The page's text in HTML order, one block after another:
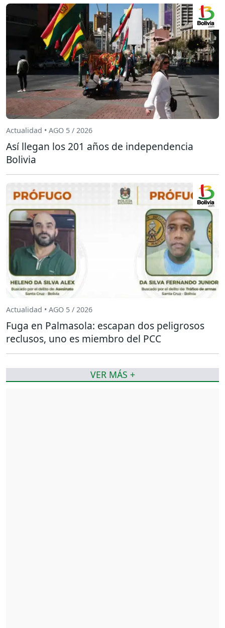
Actualidad • AGO 5 / 2026
Así llegan los 201 años de independencia
Bolivia
Actualidad • AGO 5 / 2026
Fuga en Palmasola: escapan dos peligrosos
reclusos, uno es miembro del PCC
VER MÁS +